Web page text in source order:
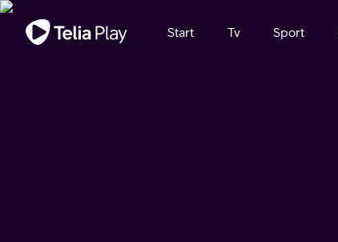
Viktigt meddelande
Start Tv Sport